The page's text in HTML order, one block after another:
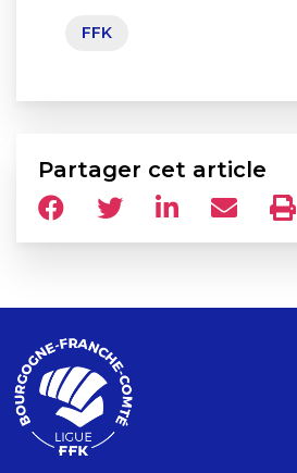
FFK
Partager cet article